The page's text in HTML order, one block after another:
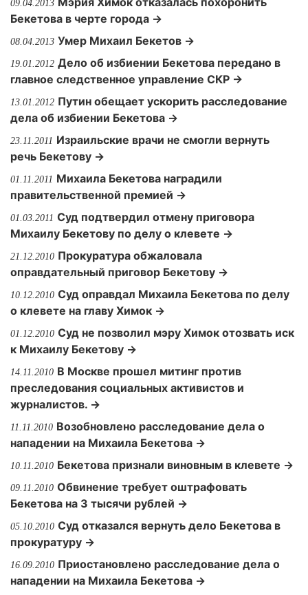
09.04.2013
Бекетова в черте города →
08.04.2013 Умер Михаил Бекетов →
19.01.2012 Дело об избиении Бекетова передано в
главное следственное управление СКР →
13.01.2012 Путин обещает ускорить расследование
дела об избиении Бекетова →
23.11.2011 Израильские врачи не смогли вернуть
речь Бекетову →
01.11.2011 Михаила Бекетова наградили
правительственной премией →
01.03.2011 Суд подтвердил отмену приговора
Михаилу Бекетову по делу о клевете →
21.12.2010 Прокуратура обжаловала
оправдательный приговор Бекетову →
10.12.2010 Суд оправдал Михаила Бекетова по делу
о клевете на главу Химок →
01.12.2010 Суд не позволил мэру Химок отозвать иск
к Михаилу Бекетову →
14.11.2010 В Москве прошел митинг против
преследования социальных активистов и
журналистов. →
11.11.2010 Возобновлено расследование дела о
нападении на Михаила Бекетова →
10.11.2010 Бекетова признали виновным в клевете →
09.11.2010 Обвинение требует оштрафовать
Бекетова на 3 тысячи рублей →
05.10.2010 Суд отказался вернуть дело Бекетова в
прокуратуру →
16.09.2010 Приостановлено расследование дела о
нападении на Михаила Бекетова →